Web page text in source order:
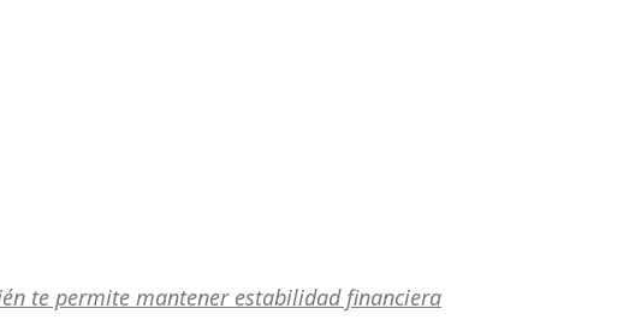
te permite mantener estabilidad financiera